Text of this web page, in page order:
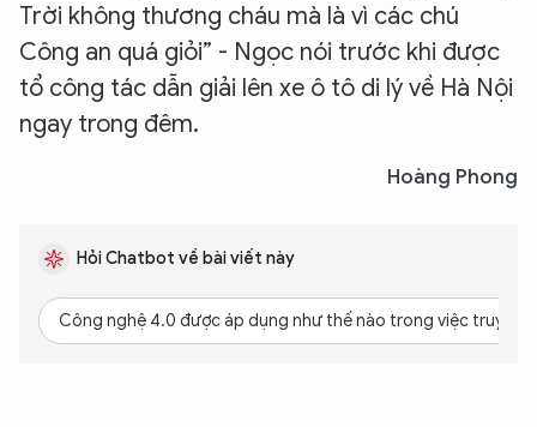
Trời không thương cháu mà là vì các chú
Công an quá giỏi” - Ngọc nói trước khi được
tổ công tác dẫn giải lên xe ô tô di lý về Hà Nội
ngay trong đêm.
Hoàng Phong
Hỏi Chatbot về bài viết này
Công nghệ 4.0 được áp dụng như thế nào trong việc truy